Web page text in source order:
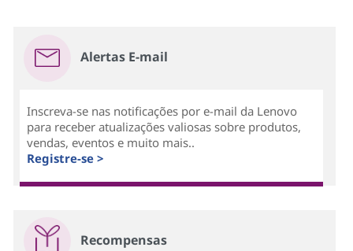
Alertas E-mail
Inscreva-se nas notificações por e-mail da Lenovo
para receber atualizações valiosas sobre produtos,
vendas, eventos e muito mais..
Registre-se >
Recompensas